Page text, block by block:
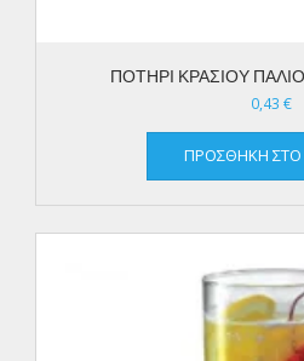
ΠΟΤΗΡΙ ΚΡΑΣΙΟΥ
0,43 €
ΠΡΟΣΘΉΚΗ ΣΤΟ